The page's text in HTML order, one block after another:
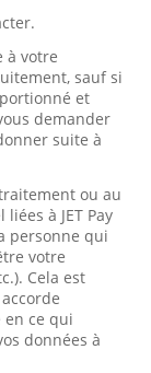
à votre
sauf si
et
demander
suite à
ou au
à JET Pay
personne qui
votre
Cela est
en ce qui
données à